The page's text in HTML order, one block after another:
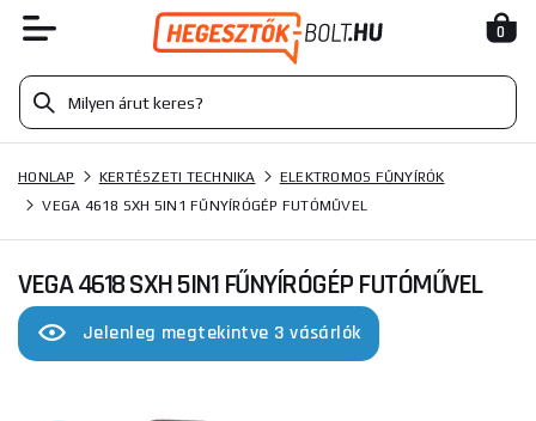
0
HONLAP KERTÉSZETI TECHNIKA
ELEKTROMOS FŰNYÍRÓK
VEGA 4618 SXH 5IN1 FŰNYÍRÓGÉP FUTÓMŰVEL
VEGA 4618 SXH 5IN1 FŰNYÍRÓGÉP FUTÓMŰVEL
Jelenleg megtekintve 3 vásárlók